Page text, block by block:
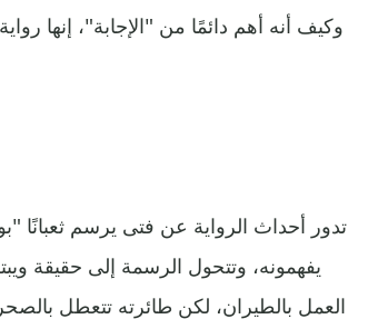
وكيف أنه أهم دائمًا من "الإجابة"، إنها
تدور أحداث الرواية عن فتى يرسم ثعبانًا
يفهمونه، وتتحول الرسمة إلى حقيقة
العمل بالطيران، لكن طائرته تتعطل